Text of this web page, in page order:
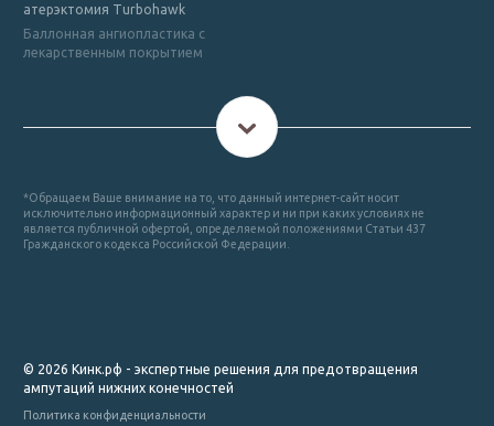
атерэктомия Turbohawk
Баллонная ангиопластика с
лекарственным покрытием
*Обращаем Ваше внимание на то, что данный интернет-сайт носит
исключительно информационный характер и ни при каких условиях не
является публичной офертой, определяемой положениями Статьи 437
Гражданского кодекса Российской Федерации.
© 2026 Кинк.рф - экспертные решения для предотвращения
ампутаций нижних конечностей
Политика конфиденциальности